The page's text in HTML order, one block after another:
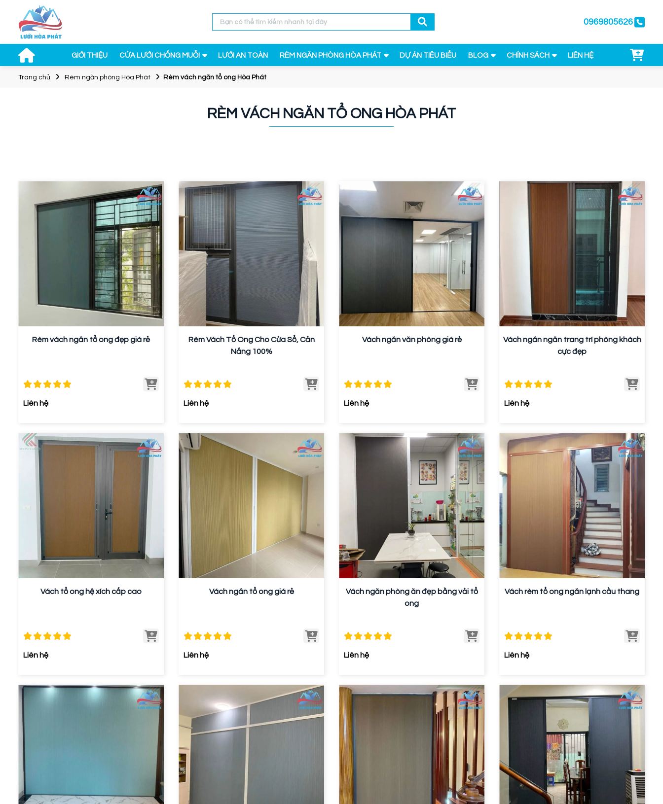
0969805626
GIỚI THIỆU CỬA LƯỚI CHỐNG MUỖI LƯỚI AN TOÀN RÈM NGĂN PHÒNG HÒA PHÁT DỰ ÁN TIÊU BIỂU BLOG CHÍNH SÁCH LIÊN HỆ
Trang chủ Rèm ngăn phòng Hòa Phát Rèm vách ngăn tổ ong Hòa Phát
RÈM VÁCH NGĂN TỔ ONG HÒA PHÁT
Rèm vách ngăn tổ ong đẹp giá rẻ
Liên hệ
Rèm Vách Tổ Ong Cho Cửa Sổ, Cản
Nắng 100%
Liên hệ
Vách ngăn văn phòng giá rẻ
Liên hệ
Vách ngăn ngăn trang trí phòng khách
cực đẹp
Liên hệ
Vách tổ ong hệ xích cấp cao
Liên hệ
Vách ngăn tổ ong giá rẻ
Liên hệ
Vách ngăn phòng ăn đẹp bằng vải tổ
ong
Liên hệ
Vách rèm tổ ong ngăn lạnh cầu thang
Liên hệ